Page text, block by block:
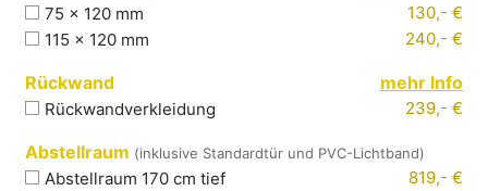
75 x 120 mm 130,- €
115 x 120 mm
240,- €
Rückwand mehr Info
Rückwandverkleidung 239,- €
Abstellraum (inklusive Standardtür und PVC-Lichtband)
Abstellraum 170 cm tief
819,- €